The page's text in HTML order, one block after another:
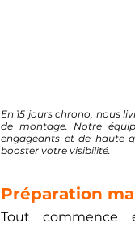
En 15 jours chrono, nous
de montage. Notre
engageants et de haute
booster votre visibilité.
Préparation
Tout